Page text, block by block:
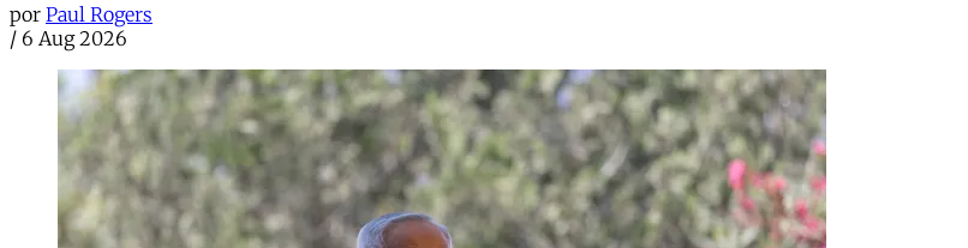
por Paul Rogers
/ 6 Aug 2026